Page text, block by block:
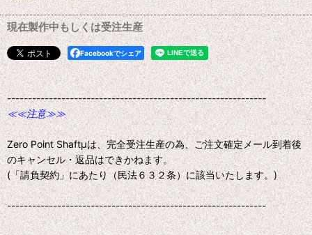
現在製作中もしくは受注生産
Facebookでシェア
--------------------------------------------------------------
≪≪注意≫≫
Zero Point Shaftμは、完全受注生産の為、ご注文確定メール到着後
のキャンセル・返品はできかねます。
(「請負契約」にあたり（民法６３２条）に該当いたします。)
--------------------------------------------------------------